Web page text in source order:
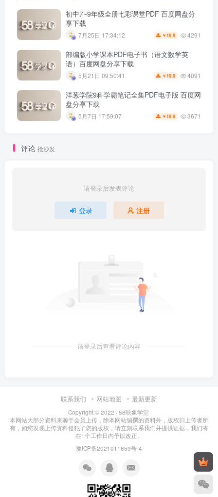
初中7~9年级全册七彩课堂PDF 百度网盘分
享下载
7月25日 17:34:12 ￥ 19.9 4291
部编版小学课本PDF电子书（语文数学英
语）百度网盘分享下载
5月21日 09:50:41 ￥ 19.9 4091
洋葱学院9科学霸笔记全集PDF电子版 百度网
盘分享下载
5月7日 17:59:07 ￥ 19.9 3671
评论 抢沙发
请登录后发表评论
登录 注册
请登录后查看评论内容
联系我们 网站地图 最新更新
Copyright © 2022 · 58映象学堂
本网站大部分资料来源于会员上传，除本网站编撰的资料外，版权归上传者所
有，如您发现上传资料侵犯了您的版权，请立刻联系我们并提供证据，我们将
在1个工作日内予以改正。
豫ICP备2021011659号-4